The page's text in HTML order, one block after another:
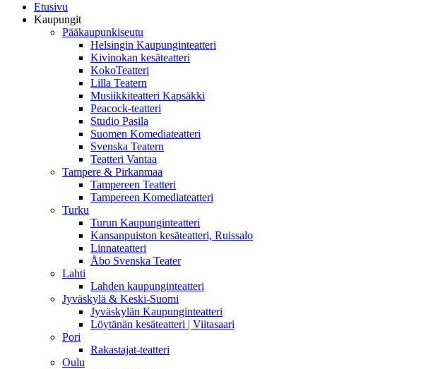
Etusivu
Kaupungit
Pääkaupunkiseutu
Helsingin Kaupunginteatteri
Kivinokan kesäteatteri
KokoTeatteri
Lilla Teatern
Musiikkiteatteri Kapsäkki
Peacock-teatteri
Studio Pasila
Suomen Komediateatteri
Svenska Teatern
Teatteri Vantaa
Tampere & Pirkanmaa
Tampereen Teatteri
Tampereen Komediateatteri
Turku
Turun Kaupunginteatteri
Kansanpuiston kesäteatteri, Ruissalo
Linnateatteri
Åbo Svenska Teater
Lahti
Lahden kaupunginteatteri
Jyväskylä & Keski-Suomi
Jyväskylän Kaupunginteatteri
Löytänän kesäteatteri | Viitasaari
Pori
Rakastajat-teatteri
Oulu